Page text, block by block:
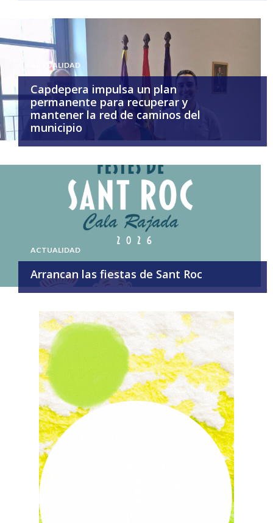
ACTUALIDAD
Capdepera impulsa un plan
permanente para recuperar y
mantener la red de caminos del
municipio
ACTUALIDAD
Arrancan las fiestas de Sant Roc